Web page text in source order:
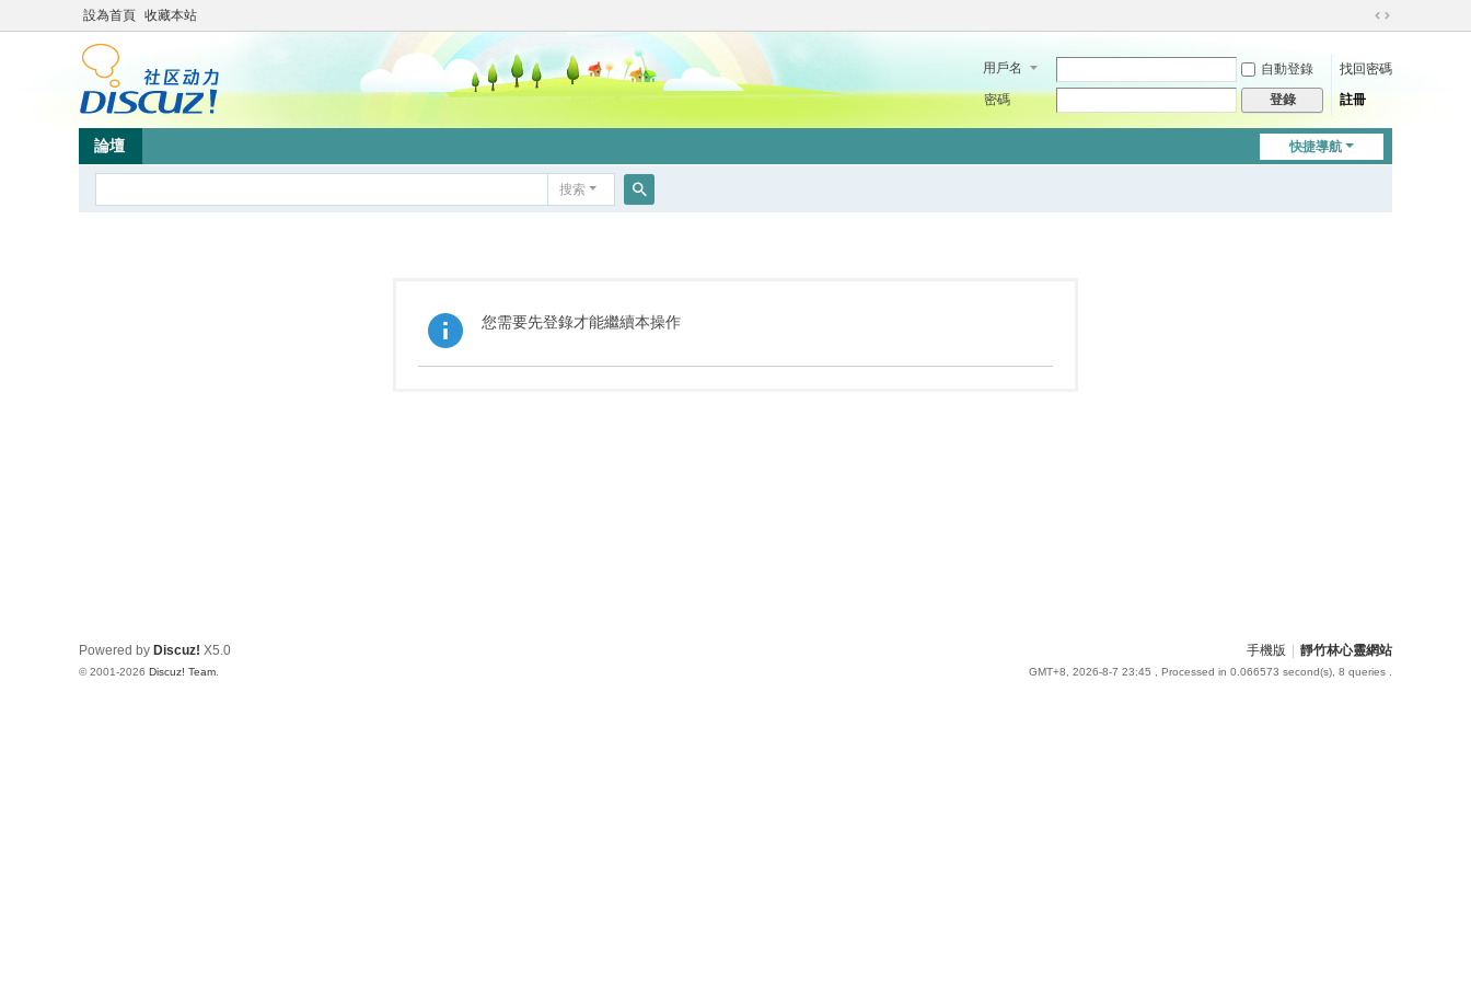
設為首頁 收藏本站
切
到
用戶名 自動登錄
找回密碼
密碼
登錄 註冊
快捷導航
論壇
搜索
您需要先登錄才能繼續本操作
手機版 靜竹林心靈網站
GMT+8, 2026-8-7 23:45 , Processed in 0.066573 second(s), 8 queries .
Powered by Discuz! X5.0
© 2001-2026 Discuz! Team